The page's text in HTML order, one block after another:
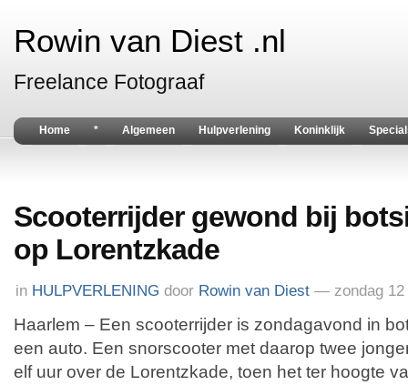
Rowin van Diest .nl
Freelance Fotograaf
Home * Algemeen Hulpverlening Koninklijk
Scooterrijder gewond bij
op Lorentzkade
in HULPVERLENING door Rowin van Diest — zondag 12
Haarlem – Een scooterrijder is zondagavond in
een auto. Een snorscooter met daarop twee
elf uur over de Lorentzkade, toen het ter hoogte